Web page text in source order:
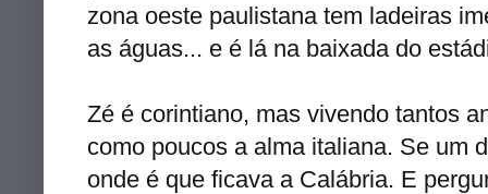
zona oeste paulistana tem ladeiras
as águas... e é lá na baixada do
Zé é corintiano, mas vivendo tantos
como poucos a alma italiana. Se um
onde é que ficava a Calábria. E